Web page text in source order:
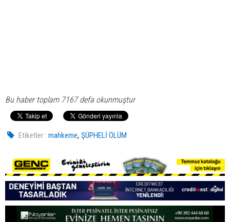
Bu haber toplam 7167 defa okunmuştur
Etiketler : mahkeme,ŞÜPHELİ ÖLÜM